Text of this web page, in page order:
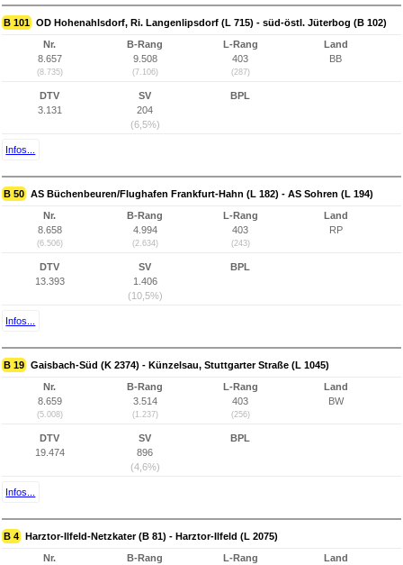
B 101 OD Hohenahlsdorf, Ri. Langenlipsdorf (L 715) - süd-östl. Jüterbog (B 102)
Nr.
8.657
(8.735)
B-Rang
9.508
(7.106)
L-Rang
403
(287)
Land
BB
DTV
3.131
SV
204
(6,5%)
BPL
Infos...
B 50 AS Büchenbeuren/Flughafen Frankfurt-Hahn (L 182) - AS Sohren (L 194)
Nr.
8.658
(6.506)
B-Rang
4.994
(2.634)
L-Rang
403
(243)
Land
RP
DTV
13.393
SV
1.406
(10,5%)
BPL
Infos...
B 19 Gaisbach-Süd (K 2374) - Künzelsau, Stuttgarter Straße (L 1045)
Nr.
8.659
(5.008)
B-Rang
3.514
(1.237)
L-Rang
403
(256)
Land
BW
DTV
19.474
SV
896
(4,6%)
BPL
Infos...
B 4 Harztor-Ilfeld-Netzkater (B 81) - Harztor-Ilfeld (L 2075)
Nr.
B-Rang
L-Rang
Land